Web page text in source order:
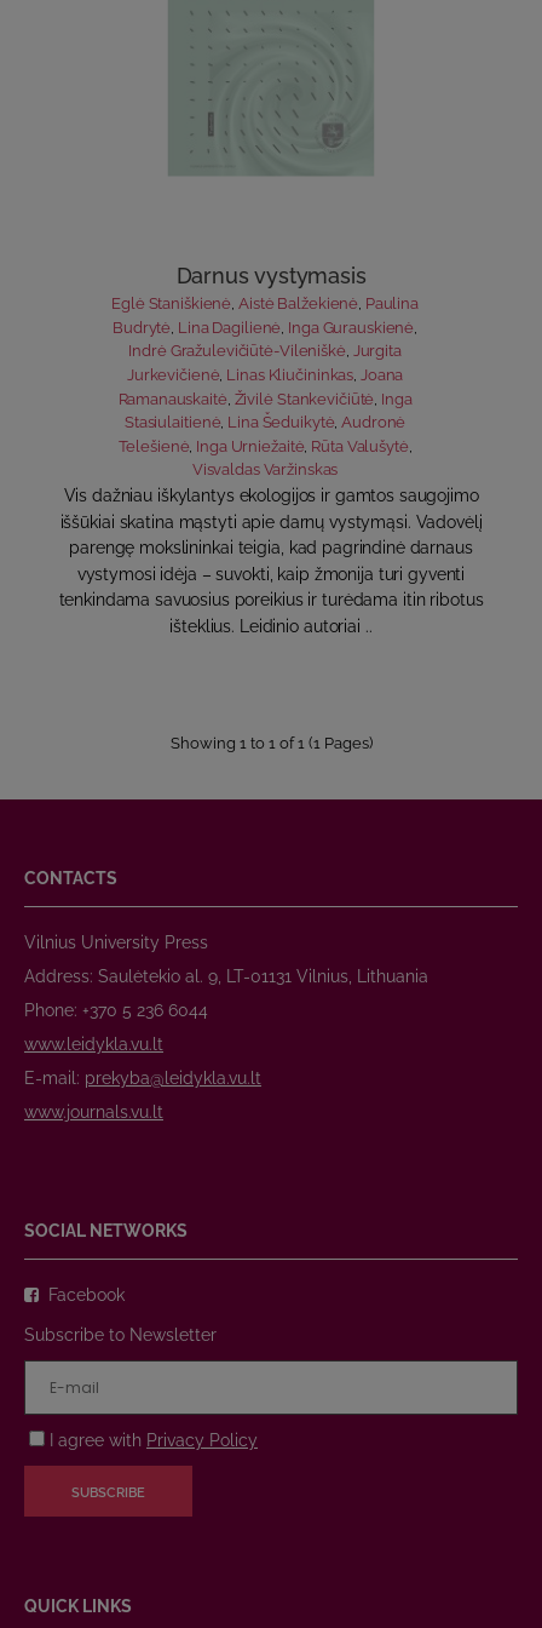
Darnus vystymasis
Eglė Staniškienė,Aistė Balžekienė, Paulina
Budrytė Lina Dagilienė Inga Gurauskienė
Indrė Gražulevičiūtė-Vileniškė, Jurgita
Jurkevičienė, Linas Kliučininkas, Joana
Ramanauskaitė Živilė Stankevičiūtė Inga
Stasiulaitienė, Lina Šeduikytė,Audronė
Telešienė Inga Urniežaitė Rūta Valušytė
Visvaldas Varžinskas
Vis dažniau iškylantys ekologijos ir gamtos saugojimo
iššūkiai skatina mąstyti apie darnų vystymąsi. Vadovėlį
parengę mokslininkai teigia, kad pagrindinė darnaus
vystymosi idėja – suvokti, kaip žmonija turi gyventi
tenkindama savuosius poreikius ir turėdama itin ribotus
išteklius. Leidinio autoriai ..
Showing 1 to 1 of 1 (1 Pages)
CONTACTS
Vilnius University Press
Address: Saulėtekio al. 9, LT-01131 Vilnius, Lithuania
Phone: +370 5 236 6044
www.leidykla.vu.lt
E-mail: prekyba@leidykla.vu.lt
www.journals.vu.lt
SOCIAL NETWORKS
Facebook
Subscribe to Newsletter
I agree with Privacy Policy
SUBSCRIBE
QUICK LINKS